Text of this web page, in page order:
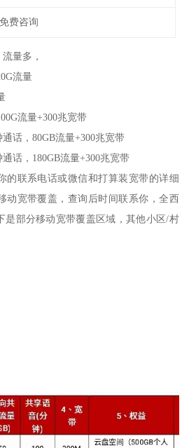
免费咨询
量多，
流量
流量+300兆宽带
话，80GB流量+300兆宽带
话，180GB流量+300兆宽带
的联系电话或微信和打算装宽带的详细
动宽带覆盖，查询后时间联系你，全西
是部分移动宽带覆盖区域，其他小区/村